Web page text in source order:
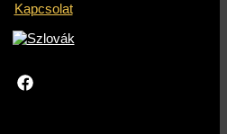
Kapcsolat